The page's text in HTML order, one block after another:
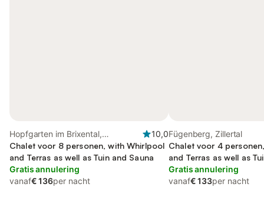
Hopfgarten im Brixental,
Kitzbüheler Alpen
10,0
Chalet voor 8 personen, with Whirlpool
and Terras as well as Tuin and Sauna
Gratis annulering
vanaf€ 136per nacht
Fügenberg, Zillertal
Chalet voor 4
and Terras as well as
Zwembad
Gratis annulering
vanaf€ 133per nacht